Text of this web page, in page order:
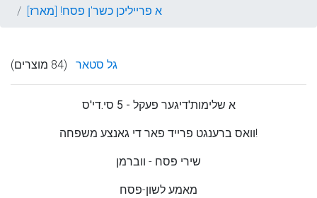
א פרייליכן כשר'ן פסח! [מארז]
גל סטאר (84 מוצרים)
א שלימות'דיגער פעקל - 5 סי.די'ס
וואס ברענגט פרייד פאר די גאנצע משפחה!
שירי פסח - ווברמן
מאמע לשון-פסח